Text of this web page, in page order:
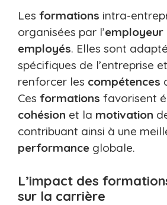
Les formations intra-
organisées par l’employeur
employés. Elles sont
spécifiques de l’entreprise
renforcer les compétences
Ces formations favorisent
cohésion et la motivation
contribuant ainsi à une
performance globale.
L’impact des
sur la carrière